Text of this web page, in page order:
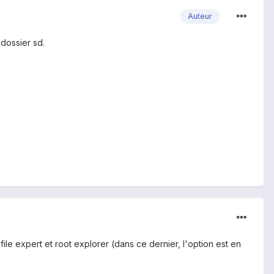
Auteur
sd.
expert et root explorer (dans ce dernier, l'option est en